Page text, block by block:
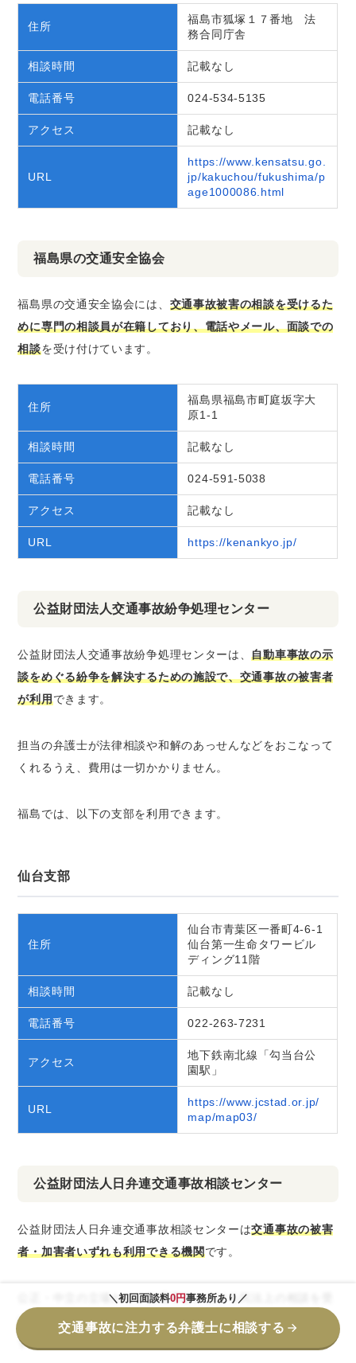
住所
福島市狐塚１７番地 法
務合同庁舎
相談時間 記載なし
電話番号 024-534-5135
アクセス 記載なし
URL
https://www.kensatsu.go.
jp/kakuchou/fukushima/p
age1000086.html
福島県の交通安全協会
福島県の交通安全協会には、 交通事故被害の相談を受けるた
めに専門の相談員が在籍しており、電話やメール、面談での
相談を受け付けています。
住所
福島県福島市町庭坂字大
原1-1
相談時間 記載なし
電話番号 024-591-5038
アクセス 記載なし
URL https://kenankyo.jp/
公益財団法人交通事故紛争処理センター
公益財団法人交通事故紛争処理センターは、自動車事故の示
談をめぐる紛争を解決するための施設で、交通事故の被害者
が利用できます。
担当の弁護士が法律相談や和解のあっせんなどをおこなって
くれるうえ、費用は一切かかりません。
福島では、以下の支部を利用できます。
仙台支部
住所
仙台市青葉区一番町4-6-1
仙台第一生命タワービル
ディング11階
相談時間 記載なし
電話番号 022-263-7231
アクセス
地下鉄南北線「勾当台公
園駅」
URL
https://www.jcstad.or.jp/
map/map03/
公益財団法人日弁連交通事故相談センター
公益財団法人日弁連交通事故相談センターは交通事故の被害
者・加害者いずれも利用できる機関です。
公正・中立の立場から、交通事故における民法上の相談を受
け付けており、電話相談や面談での相談を無料で受けられま
す。
＼初回面談料0円事務所あり／
交通事故に注力する弁護士に相談する